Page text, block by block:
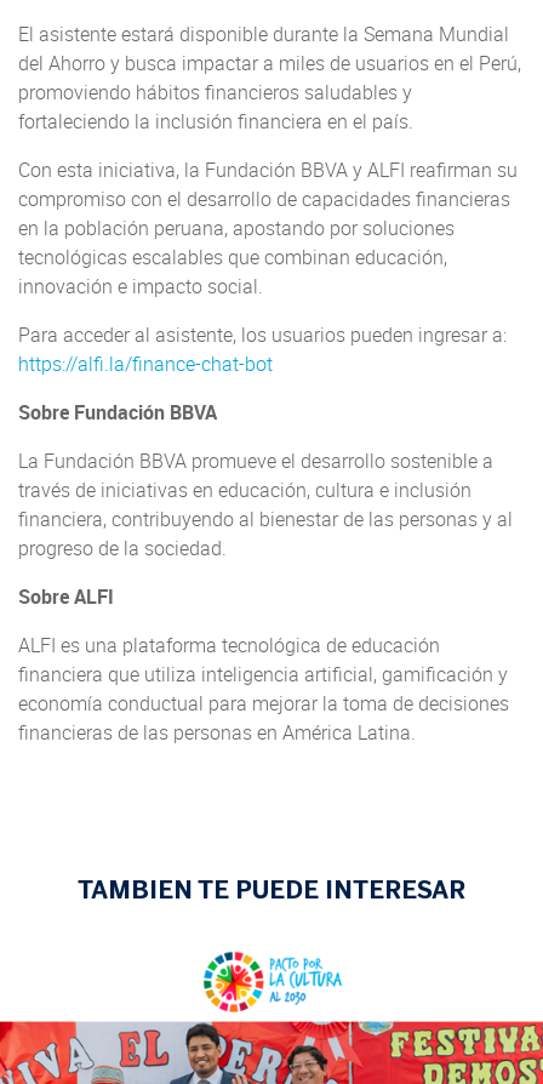
El asistente estará disponible durante la Semana Mundial
del Ahorro y busca impactar a miles de usuarios en el Perú,
promoviendo hábitos financieros saludables y
fortaleciendo la inclusión financiera en el país.
Con esta iniciativa, la Fundación BBVA y ALFI reafirman su
compromiso con el desarrollo de capacidades financieras
en la población peruana, apostando por soluciones
tecnológicas escalables que combinan educación,
innovación e impacto social.
Para acceder al asistente, los usuarios pueden ingresar a:
https://alfi.la/finance-chat-bot
Sobre Fundación BBVA
La Fundación BBVA promueve el desarrollo sostenible a
través de iniciativas en educación, cultura e inclusión
financiera, contribuyendo al bienestar de las personas y al
progreso de la sociedad.
Sobre ALFI
ALFI es una plataforma tecnológica de educación
financiera que utiliza inteligencia artificial, gamificación y
economía conductual para mejorar la toma de decisiones
financieras de las personas en América Latina.
TAMBIEN TE PUEDE INTERESAR